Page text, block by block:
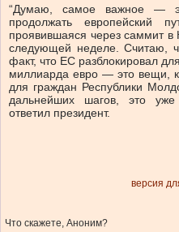
“Думаю, самое важное —
продолжать европейский
проявившаяся через саммит в
следующей неделе. Считаю,
факт, что ЕС разблокировал
миллиарда евро — это вещи,
для граждан Республики
дальнейших шагов, это
ответил президент.
версия
Что скажете, Аноним?